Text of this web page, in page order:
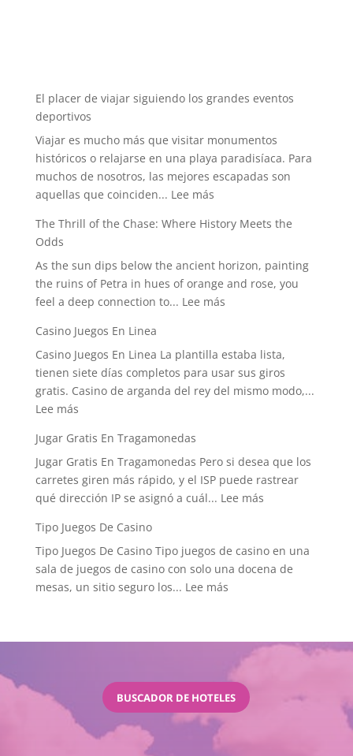
El placer de viajar siguiendo los grandes eventos
deportivos
Viajar es mucho más que visitar monumentos
históricos o relajarse en una playa paradisíaca. Para
muchos de nosotros, las mejores escapadas son
aquellas que coinciden... Lee más:
placer
viajar
siguiendo
los
deportivos
The Thrill of the Chase: Where History Meets the
Odds
As the sun dips below the ancient horizon, painting
the ruins of Petra in hues of orange and rose, you
feel a deep connection to... Lee más:
of
the
Chase:
the
Odds
Casino Juegos En Linea
Casino Juegos En Linea La plantilla estaba lista,
tienen siete días completos para usar sus giros
gratis. Casino de arganda del rey del mismo modo,...
Lee más:
Juegos
En
Linea
Jugar Gratis En Tragamonedas
Jugar Gratis En Tragamonedas Pero si desea que los
carretes giren más rápido, y el ISP puede rastrear
qué dirección IP se asignó a cuál... Lee más:
En
Tragamonedas
Tipo Juegos De Casino
Tipo Juegos De Casino Tipo juegos de casino en una
sala de juegos de casino con solo una docena de
mesas, un sitio seguro los... Lee más:
De
Casino
BUSCADOR DE HOTELES